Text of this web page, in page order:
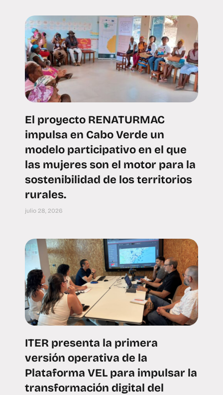
El proyecto RENATURMAC
impulsa en Cabo Verde un
modelo participativo en el que
las mujeres son el motor para la
sostenibilidad de los territorios
rurales.
julio 28, 2026
ITER presenta la primera
versión operativa de la
Plataforma VEL para impulsar la
transformación digital del